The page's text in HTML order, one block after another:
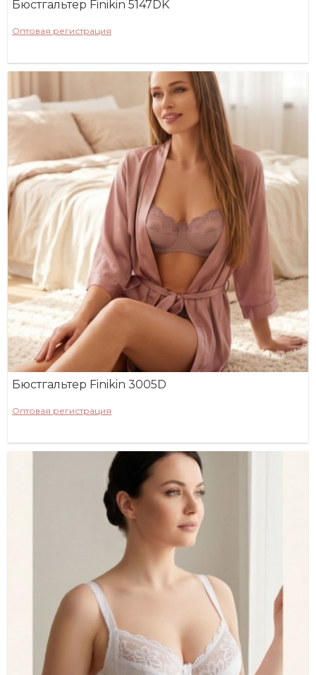
Бюстгальтер Finikin 5147DK
Оптовая регистрация
Бюстгальтер Finikin 3005D
Оптовая регистрация